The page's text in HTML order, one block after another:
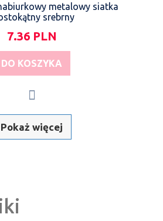
metalowy siatka
srebrny
7.36 PLN
DO KOSZYKA
Pokaż więcej